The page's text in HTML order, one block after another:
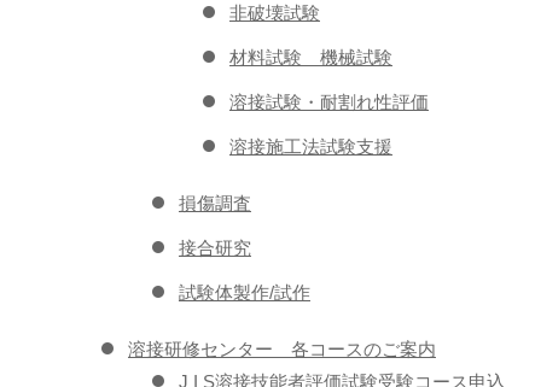
非破壊試験
材料試験 機械試験
溶接試験・耐割れ性評価
溶接施工法試験支援
損傷調査
接合研究
試験体製作/試作
溶接研修センター 各コースのご案内
J I S溶接技能者評価試験受験コース申込